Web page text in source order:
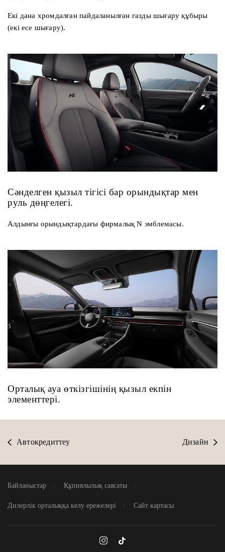
Екі дана хромдалған пайдаланылған газды шығару құбыры
(екі есе шығару).
Сәнделген қызыл тігісі бар орындықтар мен
руль дөңгелегі.
Алдынғы орындықтардағы фирмалық N эмблемасы.
Орталық ауа өткізгішінің қызыл екпін
элементтері.
Автокредиттеу Дизайн
Байланыстар Құпиялылық саясаты
Дилерлік орталыққа келу ережелері Сайт картасы